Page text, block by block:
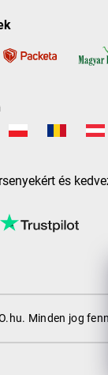
és
. Minden jog